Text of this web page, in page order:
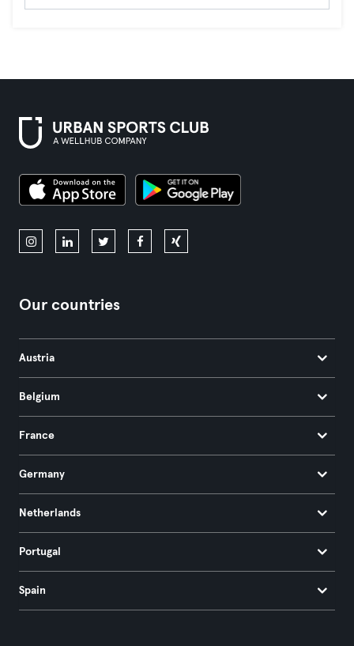
Our countries
Austria
Belgium
France
Germany
Netherlands
Portugal
Spain